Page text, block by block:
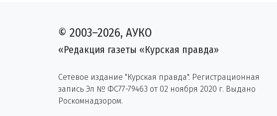
© 2003–2026, АУКО
«Редакция газеты «Курская правда»
Сетевое издание "Курская правда". Регистрационная
запись Эл № ФС77-79463 от 02 ноября 2020 г. Выдано
Роскомнадзором.